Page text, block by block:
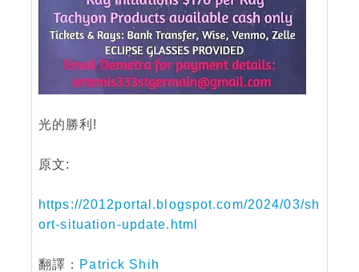
光的勝利!
原文:
https://2012portal.blogspot.com/2024/03/sh
ort-situation-update.html
翻譯： Patrick Shih